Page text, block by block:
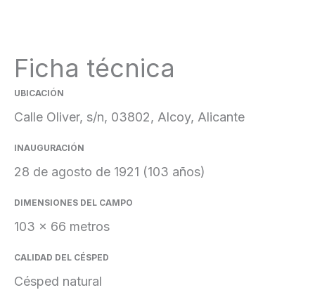
Ficha técnica
UBICACIÓN
Calle Oliver, s/n, 03802, Alcoy, Alicante
INAUGURACIÓN
28 de agosto de 1921 (103 años)
DIMENSIONES DEL CAMPO
103 x 66 metros
CALIDAD DEL CÉSPED
Césped natural